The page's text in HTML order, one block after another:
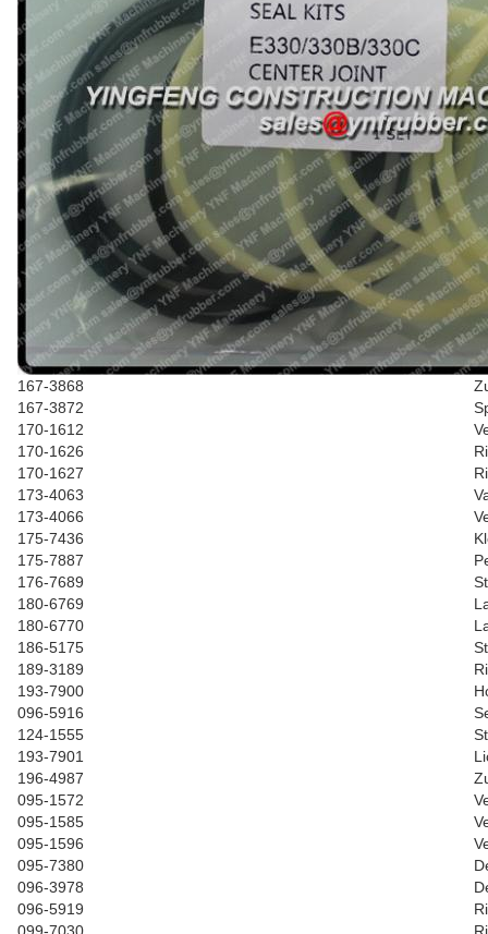
167-3868
167-3872
170-1612
170-1626
170-1627
173-4063
173-4066
175-7436
175-7887
176-7689
180-6769
180-6770
186-5175
189-3189
193-7900
096-5916
124-1555
193-7901
196-4987
095-1572
095-1585
095-1596
095-7380
096-3978
096-5919